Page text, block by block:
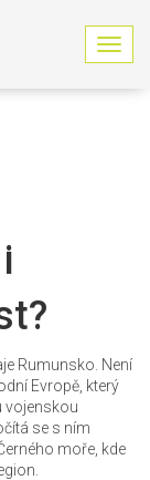
Z
o
c
i
Rumunsko. Není
Evropě, který
vojenskou
se s ním
moře, kde